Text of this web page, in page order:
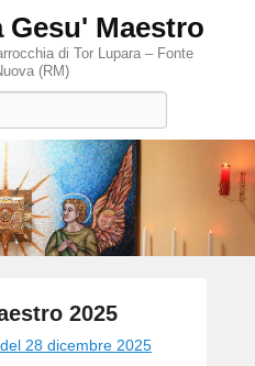
Gesu' Maestro
di Tor Lupara – Fonte
(RM)
2025
28 dicembre 2025